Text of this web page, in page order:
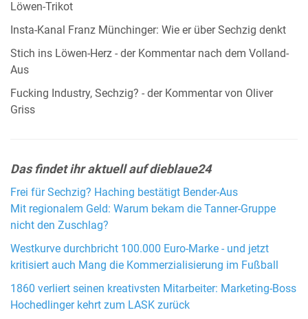
Löwen-Trikot
Insta-Kanal Franz Münchinger: Wie er über Sechzig denkt
Stich ins Löwen-Herz - der Kommentar nach dem Volland-
Aus
Fucking Industry, Sechzig? - der Kommentar von Oliver
Griss
Das findet ihr aktuell auf dieblaue24
Frei für Sechzig? Haching bestätigt Bender-Aus
Mit regionalem Geld: Warum bekam die Tanner-Gruppe
nicht den Zuschlag?
Westkurve durchbricht 100.000 Euro-Marke - und jetzt
kritisiert auch Mang die Kommerzialisierung im Fußball
1860 verliert seinen kreativsten Mitarbeiter: Marketing-Boss
Hochedlinger kehrt zum LASK zurück